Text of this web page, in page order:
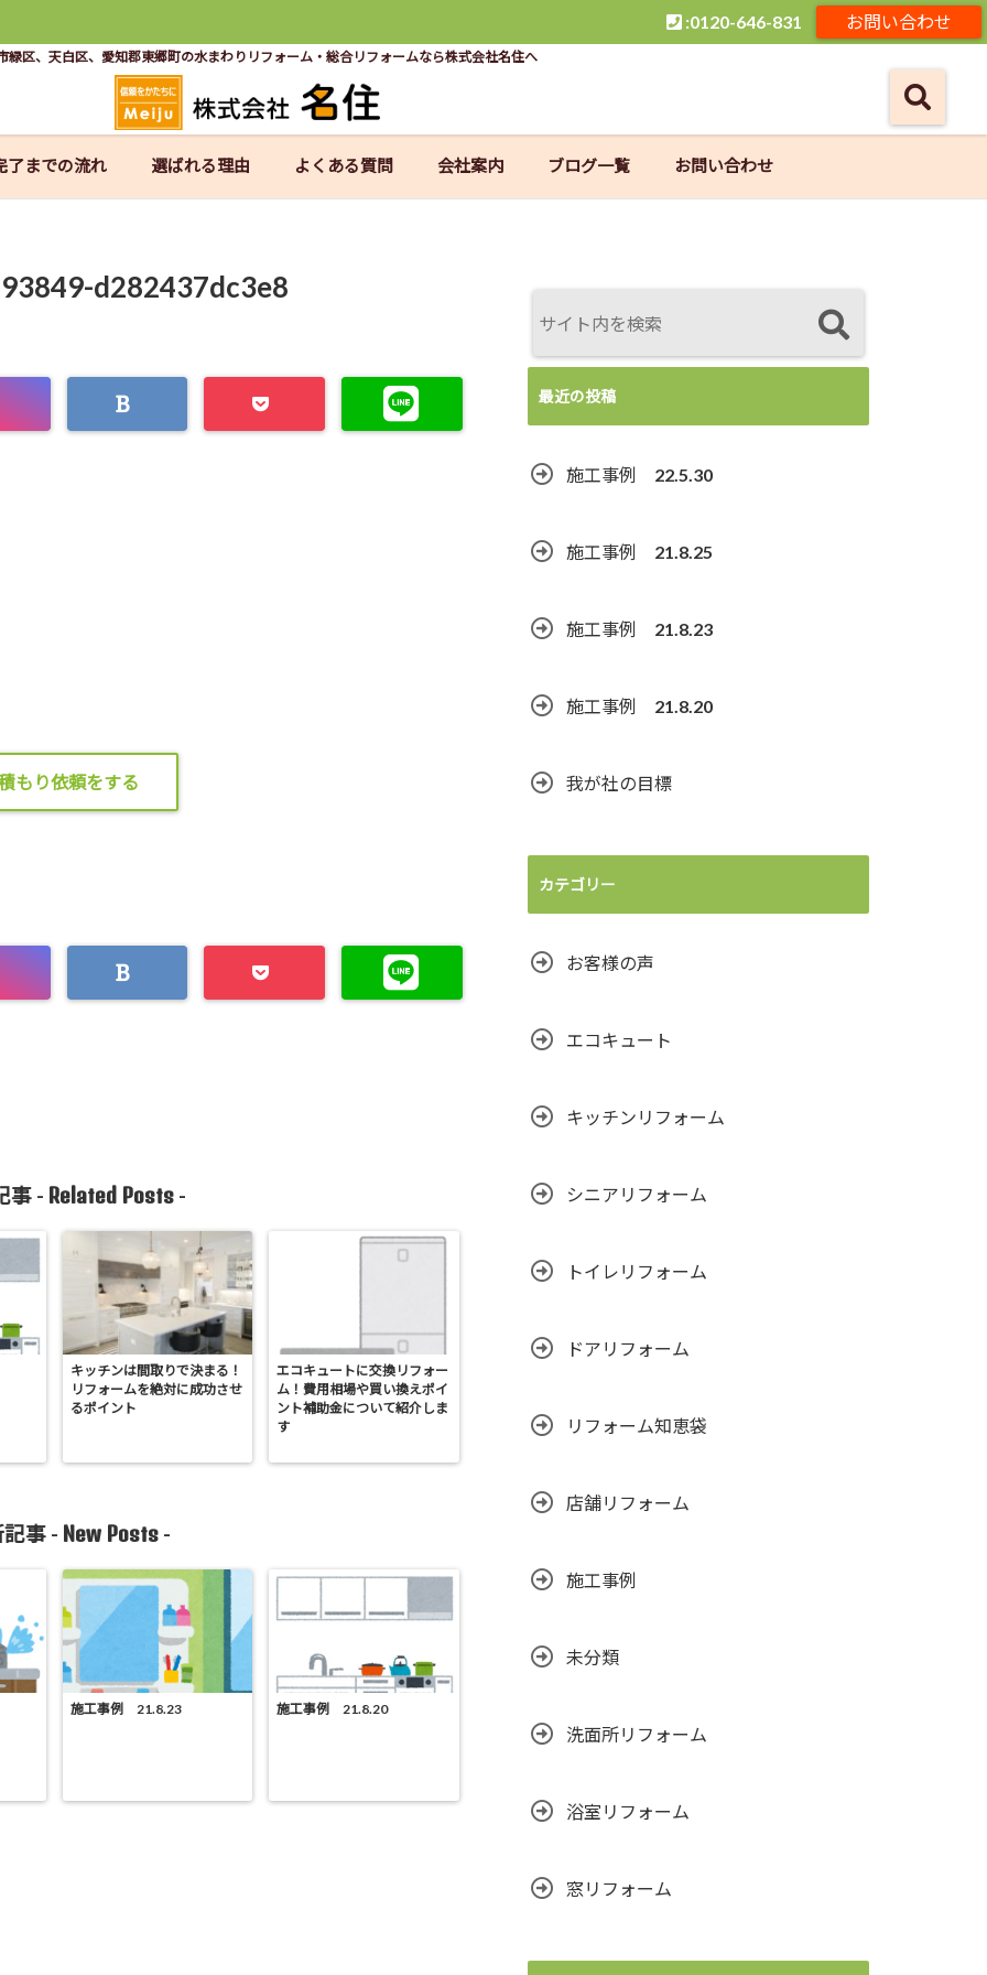
お問い合わせ
:0120-646-831
緑区、天白区、愛知郡東郷町の水まわりリフォーム・総合リフォームなら株式会社名住へ
了までの流れ 選ばれる理由 よくある質問 会社案内 ブログ一覧 お問い合わせ
d282437dc3e8
もり依頼をする
事 - Related Posts-
キッチンは間取りで決まる！
リフォームを絶対に成功させ
るポイント
エコキュートに交換リフォー
ム！費用相場や買い換えポイ
ント補助金について紹介しま
す
事 - New Posts -
施工事例 21.8.23 施工事例 21.8.20
最近の投稿
施工事例 22.5.30
施工事例 21.8.25
施工事例 21.8.23
施工事例 21.8.20
我が社の目標
カテゴリー
お客様の声
エコキュート
キッチンリフォーム
シニアリフォーム
トイレリフォーム
ドアリフォーム
リフォーム知恵袋
店舗リフォーム
施工事例
未分類
洗面所リフォーム
浴室リフォーム
窓リフォーム